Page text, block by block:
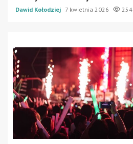
Dawid Kołodziej 7 kwietnia 2026 254